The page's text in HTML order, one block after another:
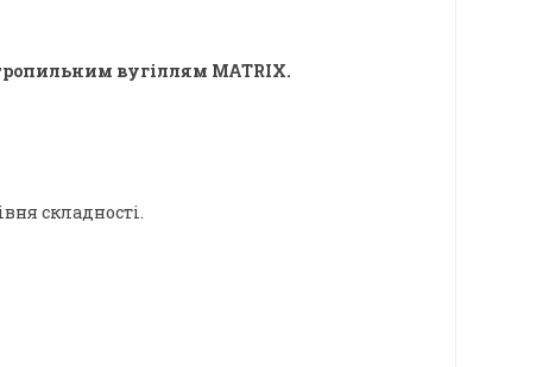
вугіллям MATRIX.
складності.